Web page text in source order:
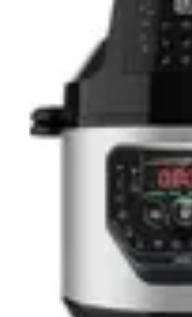
Recettes de Poissons
Recettes de PapilloteRecettes Faciles
Recettes de Poisson
Recettes de Poissons